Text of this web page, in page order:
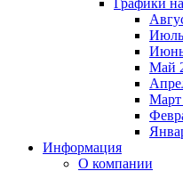
Графики
Май
Март
Информация
О компании